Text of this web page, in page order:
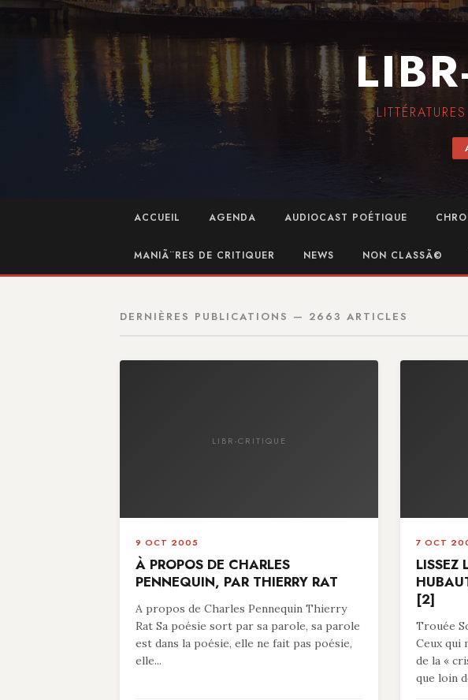
ACCUEIL AGENDA AUDIOCAST POÉTIQUE
MANIÃ¨RES DE CRITIQUER NEWS NON CLASSÃ©
DERNIÈRES PUBLICATIONS — 2663 ARTICLES
LIBR-CRITIQUE
9 OCT 2005
À PROPOS DE CHARLES
PENNEQUIN, PAR THIERRY RAT
A propos de Charles Pennequin Thierry
Rat Sa poésie sort par sa parole, sa parole
est dans la poésie, elle ne fait pas poésie,
elle...
7 OCT
LISSEZ
[2]
Trouée
Ceux qui
de la «
que loin